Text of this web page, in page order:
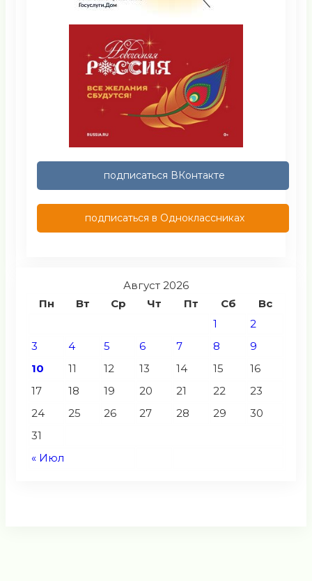
подписаться ВКонтакте
подписаться в Одноклассниках
Август 2026
Пн
Вт Ср Чт Пт Сб Вс
« Июл
1
2
3
4 5 6 7 8
9
10
11 12 13 14 15
16
17
18 19 20 21 22
23
24
25 26 27 28 29
30
31